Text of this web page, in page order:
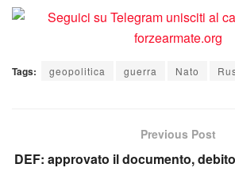
Tags: geopolitica guerra Nato
Previous Post
DEF: approvato il documento,